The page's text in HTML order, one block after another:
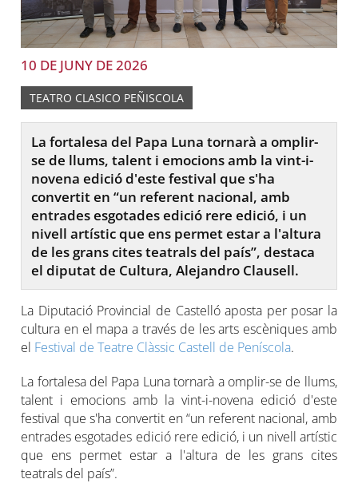
10 DE JUNY DE 2026
TEATRO CLASICO PEÑISCOLA
La fortalesa del Papa Luna tornarà a omplir-
se de llums, talent i emocions amb la vint-i-
novena edició d'este festival que s'ha
convertit en “un referent nacional, amb
entrades esgotades edició rere edició, i un
nivell artístic que ens permet estar a l'altura
de les grans cites teatrals del país”, destaca
el diputat de Cultura, Alejandro Clausell.
La Diputació Provincial de Castelló aposta per posar la
cultura en el mapa a través de les arts escèniques amb
el Festival de Teatre Clàssic Castell de Peníscola.
La fortalesa del Papa Luna tornarà a omplir-se de llums,
talent i emocions amb la vint-i-novena edició d'este
festival que s'ha convertit en “un referent nacional, amb
entrades esgotades edició rere edició, i un nivell artístic
que ens permet estar a l'altura de les grans cites
teatrals del país”.